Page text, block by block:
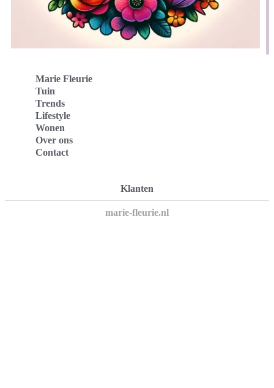
Marie Fleurie
Tuin
Trends
Lifestyle
Wonen
Over ons
Contact
Klanten
marie-fleurie.nl